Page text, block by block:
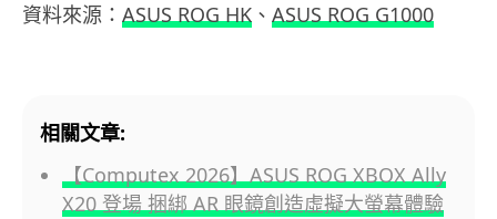
資料來源： ASUS ROG HK 、 ASUS ROG G1000
相關文章:
【Computex 2026】ASUS ROG XBOX Ally
X20 登場 捆綁 AR 眼鏡創造虛擬大螢幕體驗